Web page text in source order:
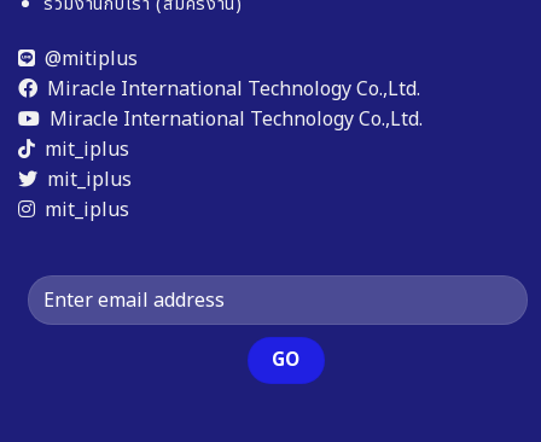
@mitiplus
Miracle International Technology Co.,Ltd.
Miracle International Technology Co.,Ltd.
mit_iplus
mit_iplus
mit_iplus